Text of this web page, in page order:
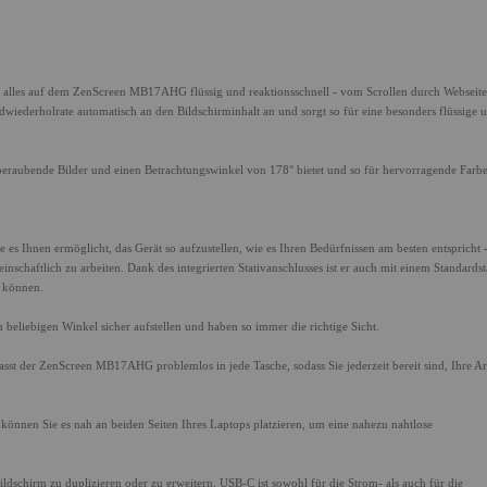
auf dem ZenScreen MB17AHG flüssig und reaktionsschnell - vom Scrollen durch
automatisch an den Bildschirminhalt an und sorgt so für eine besonders flüssige
Bilder und einen Betrachtungswinkel von 178° bietet und so für hervorragende
Ihnen ermöglicht, das Gerät so aufzustellen, wie es Ihren Bedürfnissen am besten entspricht
zu arbeiten. Dank des integrierten Stativanschlusses ist er auch mit einem
Winkel sicher aufstellen und haben so immer die richtige Sicht.
der ZenScreen MB17AHG problemlos in jede Tasche, sodass Sie jederzeit bereit sind, Ihre
Sie es nah an beiden Seiten Ihres Laptops platzieren, um eine nahezu nahtlose
zu duplizieren oder zu erweitern. USB-C ist sowohl für die Strom- als auch für die